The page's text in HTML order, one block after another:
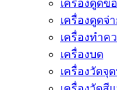
เครื่องดูดข
เครื่องดูดจ่
เครื่องทำค
เครื่องบด
เครื่องวัดจุ